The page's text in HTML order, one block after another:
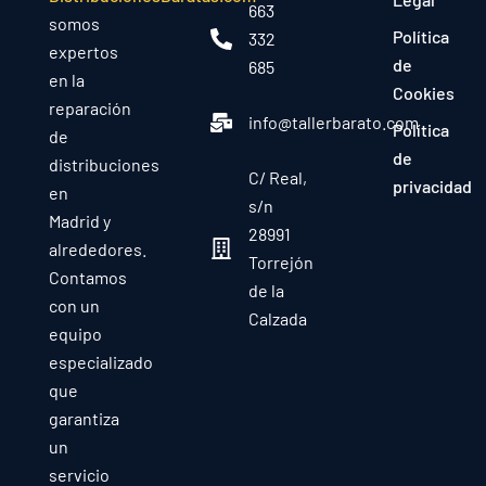
somos
expertos
en la
reparación
de
distribuciones
en
Madrid y
alrededores.
Contamos
con un
equipo
especializado
que
garantiza
un
servicio
663
332
685
info@tallerbarato.com
C/ Real,
s/n
28991
Torrejón
de la
Calzada
Política
de
Cookies
Política
de
privacidad